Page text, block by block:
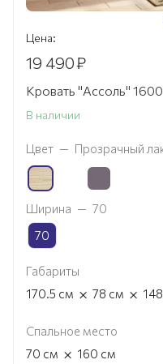
Цена:
19 490₽
Кровать "Ассоль"
В наличии
Цвет — Прозрачный
Ширина — 70
70
Габариты
170.5 см × 78 см × 148
Спальное место
70 см × 160 см